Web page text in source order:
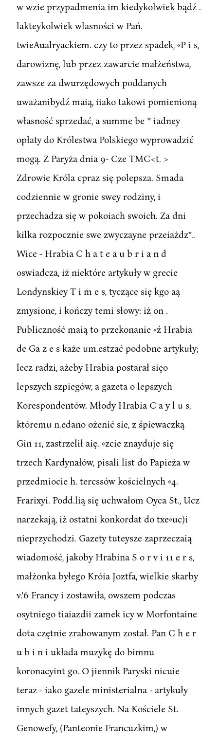
w wzie przypadmenia im kiedykolwiek bądź .
lakteykolwiek wlasności w Pań.
twieAualryackiem. czy to przez spadek, «P i s,
darowiznę, lub przez zawarcie małżeństwa,
zawsze za dwurzędowych poddanych
uważanibydź maią, iiako takowi pomienioną
własność sprzedać, a summe be * iadney
opłaty do Królestwa Polskiego wyprowadzić
mogą. Z Paryża dnia 9- Cze TMC<t. >
Zdrowie Króla cpraz się polepsza. Smada
codziennie w gronie swey rodziny, i
przechadza się w pokoiach swoich. Za dni
kilka rozpocznie swe zwyczayne przeiażdz*..
Wice - Hrabia C h a t e a u b r i a n d
oswiadcza, iż niektóre artykuły w grecie
Londynskiey T i m e s, tyczące się kgo aą
zmysione, i kończy temi słowy: iż on .
Publiczność maią to przekonanie «ź Hrabia
de Ga z e s każe um.estzać podobne artykuły;
lecz radzi, ażeby Hrabia postarał sięo
lepszych szpiegów, a gazeta o lepszych
Korespondentów. Młody Hrabia C a y l u s,
któremu n.edano ożenić sie, z śpiewaczką
Gin 11, zastrzelił aię. «zcie znayduje się
trzech Kardynałów, pisali list do Papieża w
przedmiocie h. tercssów kościelnych «4.
Frarixyi. Podd.lią się uchwałom Oyca St., Ucz
narzekają, iż ostatni konkordat do txe»uc)i
nieprzychodzi. Gazety tuteysze zaprzeczaią
wiadomość, jakoby Hrabina S o r v i 11 e r s,
małżonka byłego Króia Joztfa, wielkie skarby
v.'6 Francy i zostawiła, owszem podczas
osytniego tiaiazdii zamek icy w Morfontaine
dota czętnie zrabowanym został. Pan C h e r
u b i n i układa muzykę do bimnu
koronacyint go. O jiennik Paryski nicuie
teraz - iako gazele ministerialna - artykuły
innych gazet tateyszych. Na Kościele St.
Genowefy, (Panteonie Francuzkim,) w